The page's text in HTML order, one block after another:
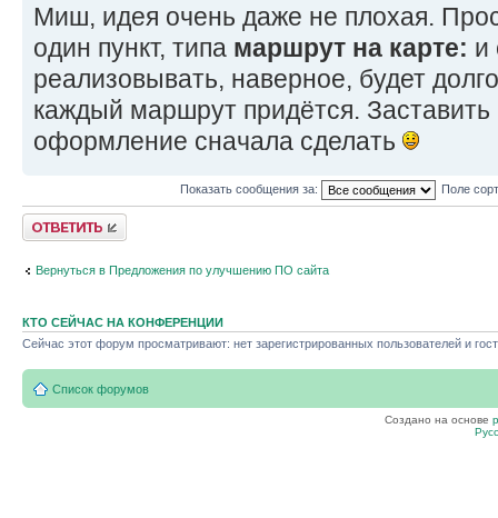
Миш, идея очень даже не плохая.
один пункт, типа маршрут на карте: и
реализовывать, наверное, будет
каждый маршрут придётся. Заставить
оформление сначала сделать
Показать сообщения за: Поле
Ответить
Вернуться в Предложения по улучшению ПО сайта
КТО СЕЙЧАС НА КОНФЕРЕНЦИИ
Сейчас этот форум просматривают: нет зарегистрированных пользователей и
Список форумов
Создано на основе